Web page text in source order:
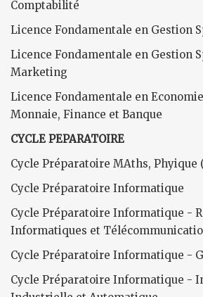
Comptabilité
Licence Fondamentale en Gestion
Licence Fondamentale en Gestion
Marketing
Licence Fondamentale en
Monnaie, Finance et Banque
CYCLE PEPARATOIRE
Cycle Préparatoire MAths, Phyique
Cycle Préparatoire Informatique
Cycle Préparatoire Informatique -
Informatiques et
Cycle Préparatoire Informatique -
Cycle Préparatoire Informatique -